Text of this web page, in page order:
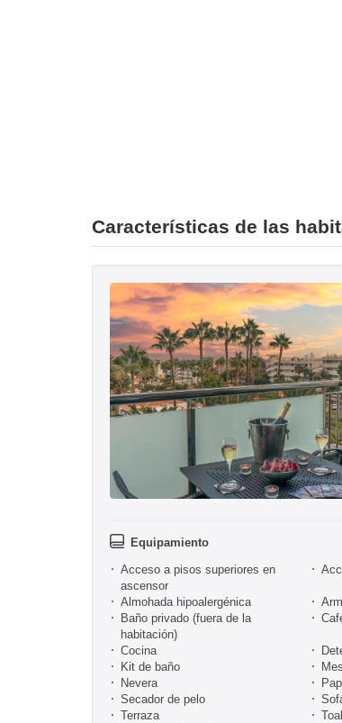
Características de las
Equipamiento
Acceso a pisos superiores en
ascensor
Almohada hipoalergénica
Baño privado (fuera de la
habitación)
Cocina
Kit de baño
Nevera
Secador de pelo
Terraza